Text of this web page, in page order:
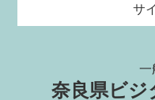
サ
一
奈良県ビジ